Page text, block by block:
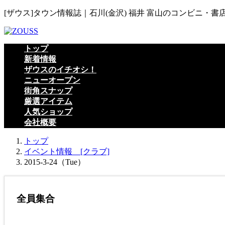
コ
テ
ン
ナ
ゲ
ー
[ザウス]タウン情報誌｜石川(金沢) 福井 富山のコンビニ・書
トップ
新着情報
ザウスのイチオシ！
ニューオープン
街角スナップ
厳選アイテム
人気ショップ
会社概要
トップ
イベント情報 [クラブ]
2015-3-24（Tue）
全員集合